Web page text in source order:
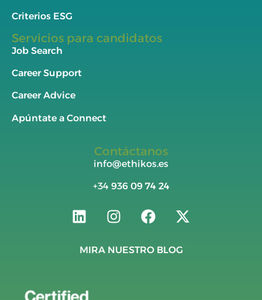
Criterios ESG
Servicios para candidatos
Job Search
Career Support
Career Advice
Apúntate a Connect
Contáctanos
info@ethikos.es
+34 936 09 74 24
MIRA NUESTRO BLOG